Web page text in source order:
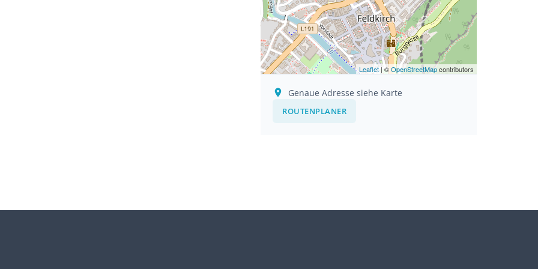
Leaflet| ©OpenStreetMapcontributors
Genaue Adresse siehe Karte
ROUTENPLANER